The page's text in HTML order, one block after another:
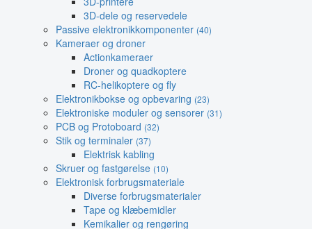
3D-dele og reservedele
Passive elektronikkomponenter (40)
Kameraer og droner
Actionkameraer
Droner og quadkoptere
RC-helikoptere og fly
Elektronikbokse og opbevaring (23)
Elektroniske moduler og sensorer (31)
PCB og Protoboard (32)
Stik og terminaler (37)
Elektrisk kabling
Skruer og fastgørelse (10)
Elektronisk forbrugsmateriale
Diverse forbrugsmaterialer
Tape og klæbemidler
Kemikalier og rengøring